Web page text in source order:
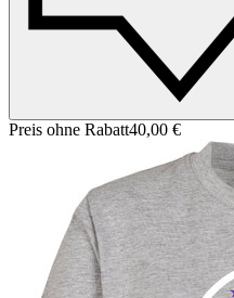
Preis ohne Rabatt40,00 €